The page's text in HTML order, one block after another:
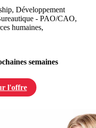
Développement
- PAO/CAO,
humaines,
semaines
l'offre